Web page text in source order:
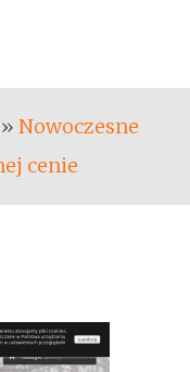
Nowoczesne
cenie